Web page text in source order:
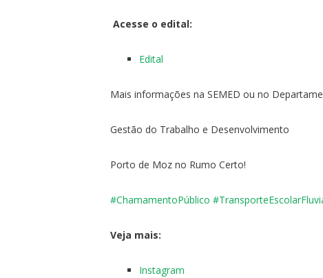
Acesse o edital:
Edital
Mais informações na SEMED ou no
Gestão do Trabalho e Desenvolvimento
Porto de Moz no Rumo Certo!
#ChamamentoPúblico
Veja mais:
Instagram